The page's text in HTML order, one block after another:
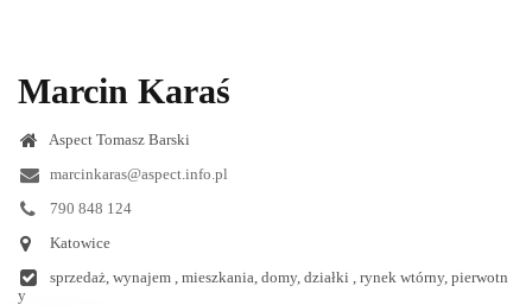
Marcin Karaś
Aspect Tomasz Barski
marcinkaras@aspect.info.pl
790 848 124
Katowice
sprzedaż, wynajem , mieszkania, domy, działki , rynek wtórny, pierwotn
y